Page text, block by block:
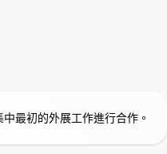
最初的外展工作進行合作。